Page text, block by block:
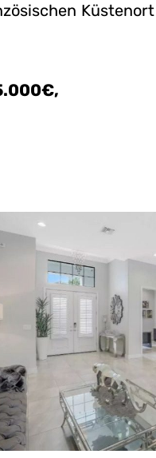
Küstenort